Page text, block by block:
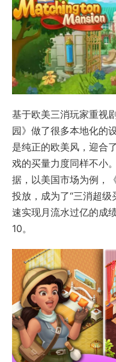
基于欧美三消玩家重视
园》做了很多本地化的
是纯正的欧美风，迎合
戏的买量力度同样不小
据，以美国市场为例，
投放，成为了“三消超
速实现月流水过亿的成
10。